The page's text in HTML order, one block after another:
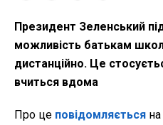
Президент Зеленський
можливість батькам
дистанційно. Це
вчиться вдома
Про це повідомляється